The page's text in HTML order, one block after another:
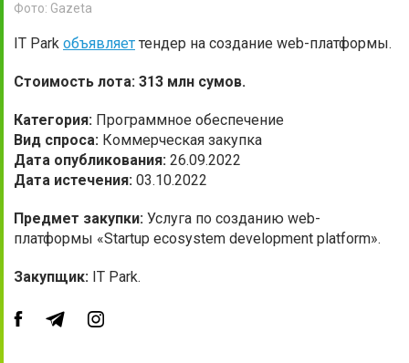
Фото: Gazeta
IT Park объявляет тендер на создание web-платформы.
Стоимость лота: 313 млн сумов.
Категория: Программное обеспечение
Вид спроса: Коммерческая закупка
Дата опубликования: 26.09.2022
Дата истечения: 03.10.2022
Предмет закупки: Услуга по созданию web-
платформы «Startup ecosystem development platform».
Закупщик: IT Park.